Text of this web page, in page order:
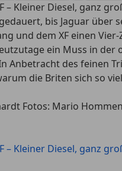
– Kleiner Diesel, ganz
bis Jaguar über
und dem XF einen
ein Muss in der
Anbetracht des feinen
die Briten sich so
Fotos: Mario Hommen
– Kleiner Diesel, ganz